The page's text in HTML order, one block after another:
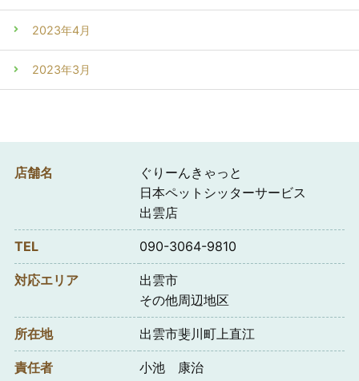
2023年4月
2023年3月
店舗名
ぐりーんきゃっと
日本ペットシッターサービス
出雲店
TEL 090-3064-9810
対応エリア
出雲市
その他周辺地区
所在地 出雲市斐川町上直江
責任者 小池 康治